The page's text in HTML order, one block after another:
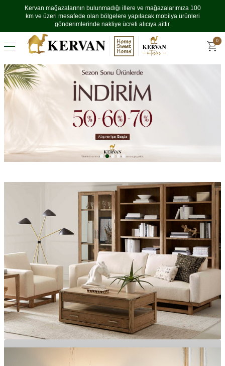
Kervan mağazalarının bulunmadığı illere ve mağazalarımıza 100
km ve üzeri mesafede olan bölgelere yapılacak mobilya ürünleri
gönderimlerinde nakliye ücreti alıcıya aittir.
0